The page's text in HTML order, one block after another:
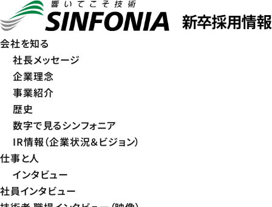
会社を知る
社長メッセージ
企業理念
事業紹介
歴史
数字で見るシンフォニア
IR情報（企業状況＆ビジョン）
仕事と人
インタビュー
社員インタビュー